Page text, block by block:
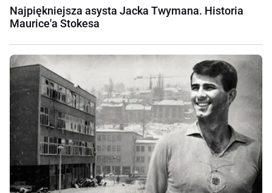
Najpiękniejsza asysta Jacka Twymana. Historia
Maurice'a Stokesa